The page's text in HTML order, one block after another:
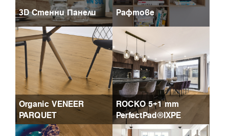
3D Стенни Панели Рафтове
Organic VENEER
PARQUET
ROCKO 5+1 mm
PerfectPad®IXPE